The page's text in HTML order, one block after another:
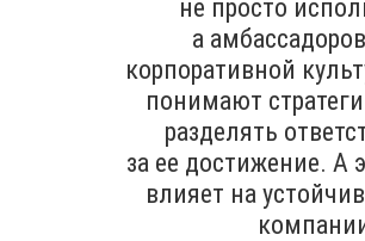
не просто
а
корпоративной
понимают
разделять
за ее достижение. А
влияет на